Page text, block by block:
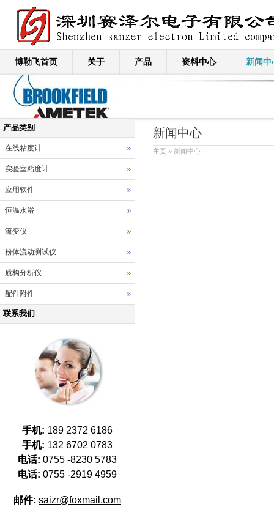
博勒飞首页 关于 产品 资料中心 新闻中
新闻中心
主页 » 新闻中心
产品类别
在线粘度计
实验室粘度计
应用软件
恒温水浴
流变仪
粉体流动测试仪
质构分析仪
配件附件
联系我们
手机: 189 2372 6186
手机: 132 6702 0783
电话: 0755 -8230 5783
电话: 0755 -2919 4959
邮件: saizr@foxmail.com